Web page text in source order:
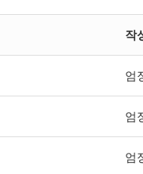
작
엄
엄
엄